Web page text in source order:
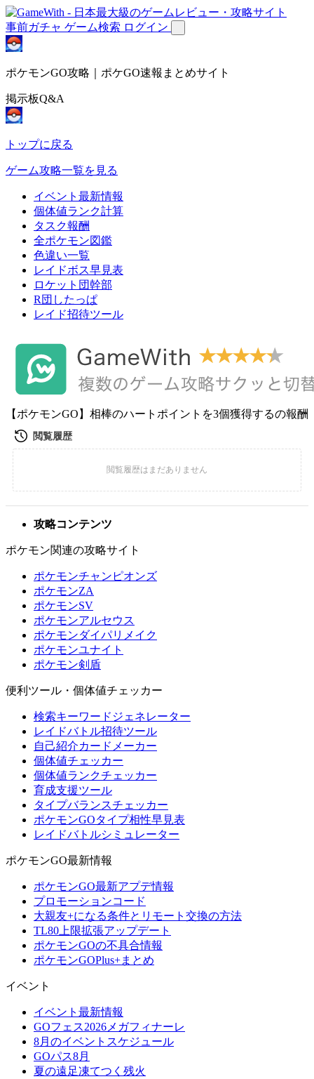
事前ガチャ ゲーム検索 ログイン
ポケモンGO攻略｜ポケGO速報まとめサイト
掲示板Q&A
トップに戻る
ゲーム攻略一覧を見る
イベント最新情報
個体値ランク計算
タスク報酬
全ポケモン図鑑
色違い一覧
レイドボス早見表
ロケット団幹部
R団したっぱ
レイド招待ツール
【ポケモンGO】相棒のハートポイントを3個獲得するの報酬
攻略コンテンツ
ポケモン関連の攻略サイト
ポケモンチャンピオンズ
ポケモンZA
ポケモンSV
ポケモンアルセウス
ポケモンダイパリメイク
ポケモンユナイト
ポケモン剣盾
便利ツール・個体値チェッカー
検索キーワードジェネレーター
レイドバトル招待ツール
自己紹介カードメーカー
個体値チェッカー
個体値ランクチェッカー
育成支援ツール
タイプバランスチェッカー
ポケモンGOタイプ相性早見表
レイドバトルシミュレーター
ポケモンGO最新情報
ポケモンGO最新アプデ情報
プロモーションコード
大親友+になる条件とリモート交換の方法
TL80上限拡張アップデート
ポケモンGOの不具合情報
ポケモンGOPlus+まとめ
イベント
イベント最新情報
GOフェス2026メガフィナーレ
8月のイベントスケジュール
GOパス8月
夏の遠足凍てつく残火